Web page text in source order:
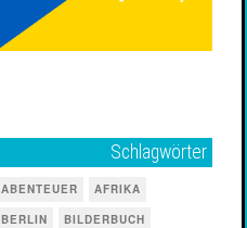
Schlagwörter
ABENTEUER
AFRIKA
BERLIN
BILDERBUCH